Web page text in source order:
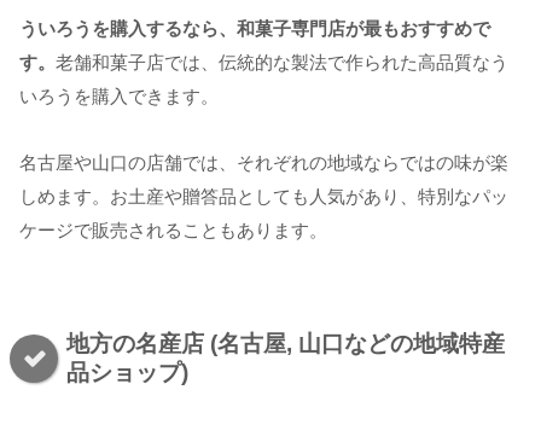
ういろうを購入するなら、和菓子専門店が最もおすすめで
す。 老舗和菓子店では、伝統的な製法で作られた高品質なう
いろうを購入できます。
名古屋や山口の店舗では、それぞれの地域ならではの味が楽
しめます。お土産や贈答品としても人気があり、特別なパッ
ケージで販売されることもあります。
地方の名産店 (名古屋, 山口などの地域特産
品ショップ)